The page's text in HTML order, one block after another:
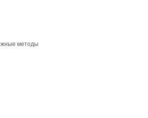
методы